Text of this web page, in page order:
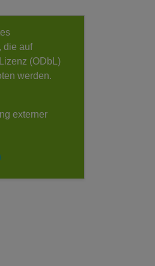
die auf
(ODbL)
werden.
externer